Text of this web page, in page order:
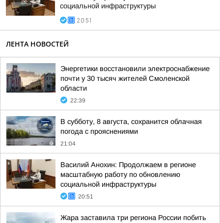
социальной инфраструктуры
20:51
ЛЕНТА НОВОСТЕЙ
Энергетики восстановили электроснабжение
почти у 30 тысяч жителей Смоленской
области
22:39
В субботу, 8 августа, сохранится облачная
погода с прояснениями
21:04
Василий Анохин: Продолжаем в регионе
масштабную работу по обновлению
социальной инфраструктуры
20:51
Жара заставила три региона России побить